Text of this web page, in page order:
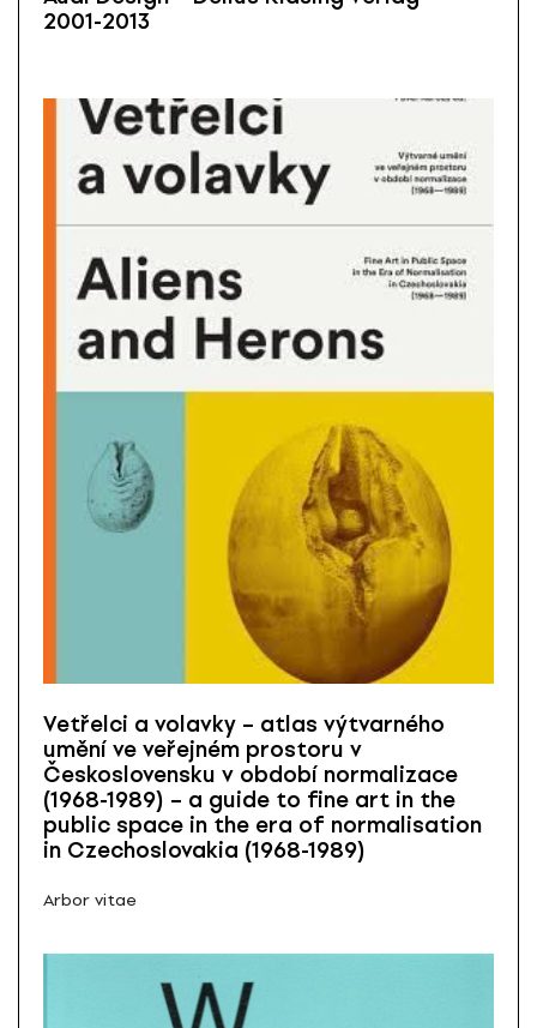
2001-2013
Vetřelci a volavky – atlas výtvarného
umění ve veřejném prostoru v
Československu v období normalizace
(1968-1989) – a guide to fine art in the
public space in the era of normalisation
in Czechoslovakia (1968-1989)
Arbor vitae